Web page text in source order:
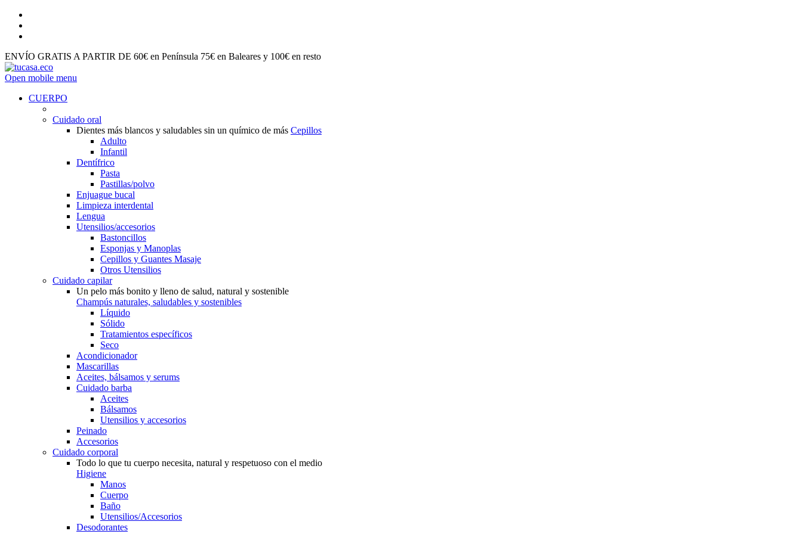
ENVÍO GRATIS A PARTIR DE 60€ en Península 75€ en Baleares y 100€ en resto
Open mobile menu
CUERPO
Cuidado oral
Dientes más blancos y saludables sin un químico de más Cepillos
Adulto
Infantil
Dentífrico
Pasta
Pastillas/polvo
Enjuague bucal
Limpieza interdental
Lengua
Utensilios/accesorios
Bastoncillos
Esponjas y Manoplas
Cepillos y Guantes Masaje
Otros Utensilios
Cuidado capilar
Un pelo más bonito y lleno de salud, natural y sostenible
Champús naturales, saludables y sostenibles
Líquido
Sólido
Tratamientos específicos
Seco
Acondicionador
Mascarillas
Aceites, bálsamos y serums
Cuidado barba
Aceites
Bálsamos
Utensilios y accesorios
Peinado
Accesorios
Cuidado corporal
Todo lo que tu cuerpo necesita, natural y respetuoso con el medio
Higiene
Manos
Cuerpo
Baño
Utensilios/Accesorios
Desodorantes